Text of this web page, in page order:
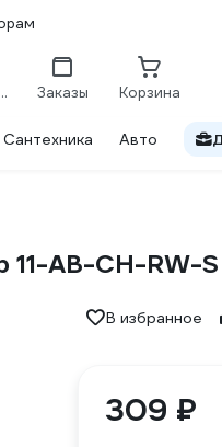
Сравнение Заказы Корзина
Сантехника Авто
11-AB-CH-RW-S
В избранное
309 ₽